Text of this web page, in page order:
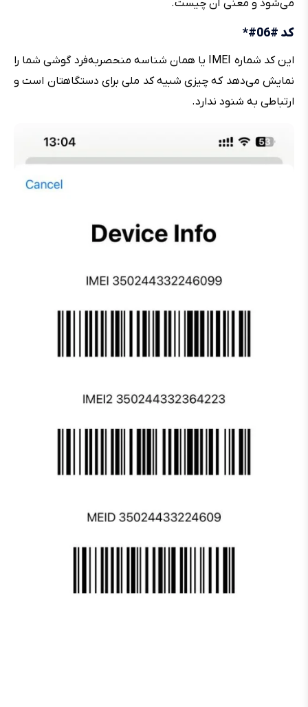
می‌شود و معنی آن چیست.
کد #06#*
این کد شماره IMEI یا همان شناسه منحصربه‌فرد گوشی شما را
نمایش می‌دهد که چیزی شبیه کد ملی برای دستگاهتان است و
ارتباطی به شنود ندارد.